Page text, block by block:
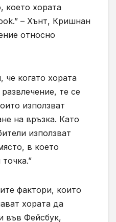
което хората
– Хънт, Кришнан
относно
че когато хората
те се
използват
на връзка. Като
използват
в което
фактори, които
хората да
във Фейсбук,